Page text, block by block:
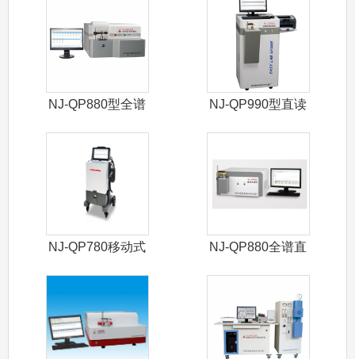
NJ-QP880型全谱
NJ-QP990型直读
NJ-QP780移动式
NJ-QP880全谱直